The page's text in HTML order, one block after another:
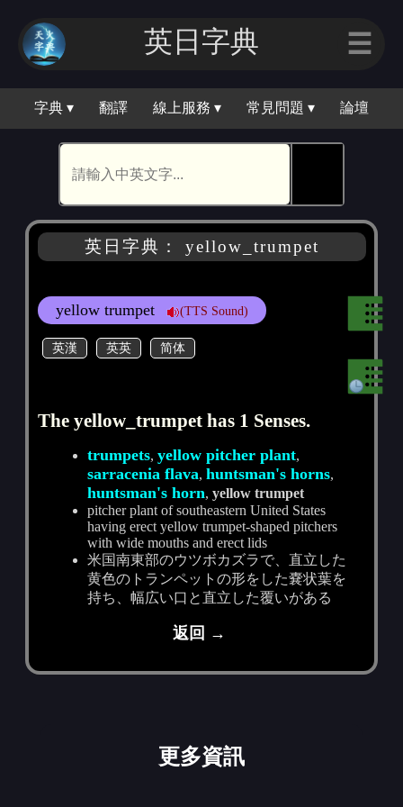
英日字典 ☰
字典 ▾ 翻譯 線上服務 ▾ 常見問題 ▾ 論壇
英日字典： yellow_trumpet
yellow trumpet (TTS Sound)
英漢 英英 简体
The yellow_trumpet has 1 Senses.
trumpets,yellow pitcher plant,
sarracenia flava,huntsman's horns,
huntsman's horn,yellow trumpet
pitcher plant of southeastern United States
having erect yellow trumpet-shaped pitchers
with wide mouths and erect lids
米国南東部のウツボカズラで、直立した
黄色のトランペットの形をした嚢状葉を
持ち、幅広い口と直立した覆いがある
返回 →
更多資訊